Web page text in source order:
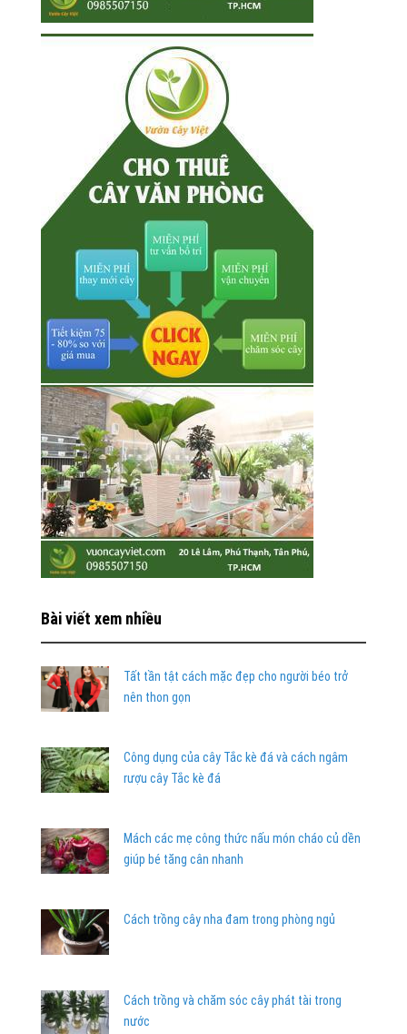
Bài viết xem nhiều
Tất tần tật cách mặc đẹp cho người béo trở
nên thon gọn
Công dụng của cây Tắc kè đá và cách ngâm
rượu cây Tắc kè đá
Mách các mẹ công thức nấu món cháo củ dền
giúp bé tăng cân nhanh
Cách trồng cây nha đam trong phòng ngủ
Cách trồng và chăm sóc cây phát tài trong
nước